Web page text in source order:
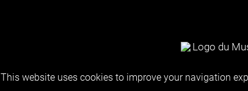
This website uses cookies to improve your navigation